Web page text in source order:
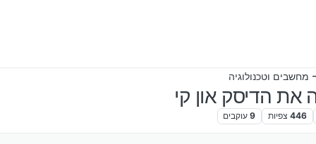
וטכנולוגיה
446 צפיות 9 עוקבים